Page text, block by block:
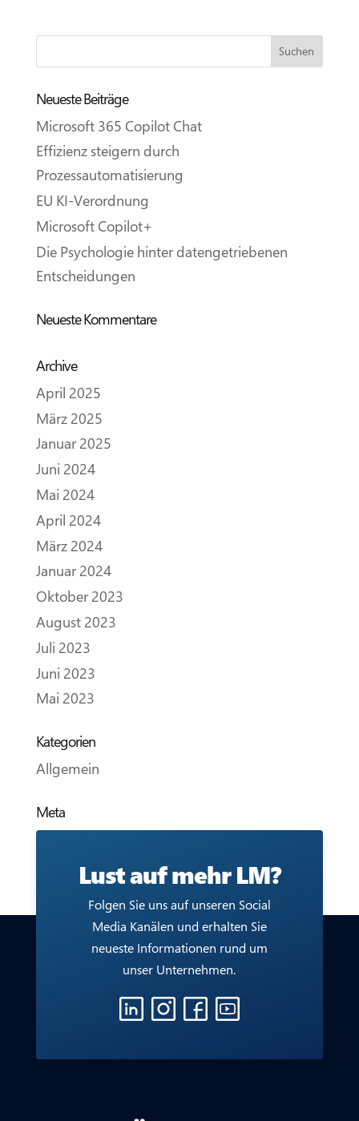
Neueste Beiträge
Microsoft 365 Copilot Chat
Effizienz steigern durch
Prozessautomatisierung
EU KI-Verordnung
Microsoft Copilot+
Die Psychologie hinter datengetriebenen
Entscheidungen
Neueste Kommentare
Archive
April 2025
März 2025
Januar 2025
Juni 2024
Mai 2024
April 2024
März 2024
Januar 2024
Oktober 2023
August 2023
Juli 2023
Juni 2023
Mai 2023
Kategorien
Allgemein
Meta
Feed der Einträge
Kommentar-Feed
WordPress.org
Lust auf mehr LM?
Folgen Sie uns auf unseren Social
Media Kanälen und erhalten Sie
neueste Informationen rund um
unser Unternehmen.